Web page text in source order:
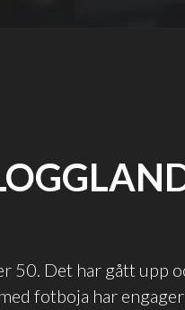
50. Det har gått upp
fotboja har